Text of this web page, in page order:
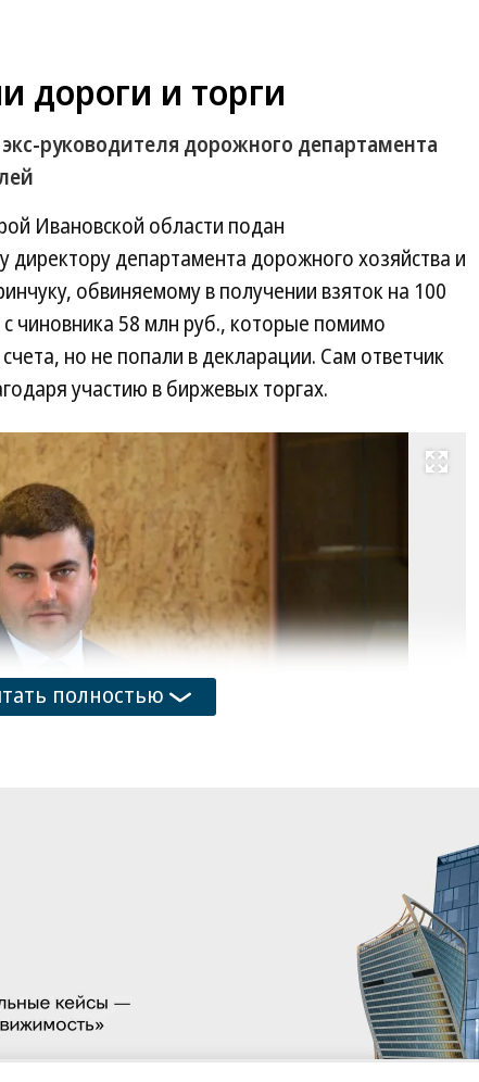
дороги и торги
экс-руководителя дорожного департамента
Ивановской области подан
департамента дорожного хозяйства и
обвиняемому в получении взяток на 100
чиновника 58 млн руб., которые помимо
но не попали в декларации. Сам ответчик
участию в биржевых торгах.
Развернуть на весь экран
транспорта Ивановской области
во Фрунзенский суд Иваново иск к Дмитрию
дорожного хозяйства и транспорта
Вавринчук находится в СИЗО-1 города.
полностью